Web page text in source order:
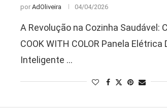
por AdOliveira 04/04/2026
A Revolução na Cozinha Saudável:
COOK WITH COLOR Panela Elétrica
Inteligente …